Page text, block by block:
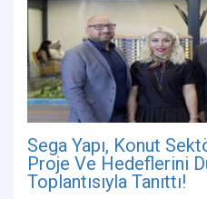
Sega Yapı, Konut
Proje Ve Hedeflerini
Toplantısıyla Tanıttı!